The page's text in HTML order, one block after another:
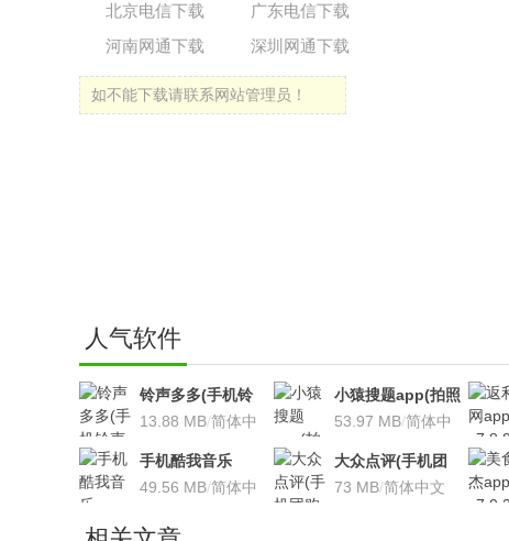
北京电信下载
广东电信下载
河南网通下载
深圳网通下载
如不能下载请联系网站管理员！
人气软件
铃声多多(手机铃
声软件)v8.7.66 安
13.88 MB/简体中
小猿搜题app(拍照
搜题利器)V9.7.2安
53.97 MB/简体中
手机酷我音乐
V9.2.3.5 安卓版
49.56 MB/简体中
大众点评(手机团
购软件)V10.18.4
73 MB/简体中文